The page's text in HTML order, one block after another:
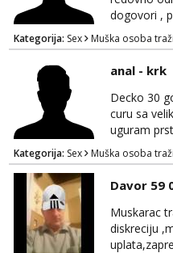
dogovori ,
dio
WhatsApp
Kategorija: Sex Muška osoba
anal - krk
Decko 30
curu sa
uguram
parovi i
kakva
unaprijed
dolaze u
whatsapp
Kategorija: Sex Muška osoba
Davor 59
Muskarac
diskreciju